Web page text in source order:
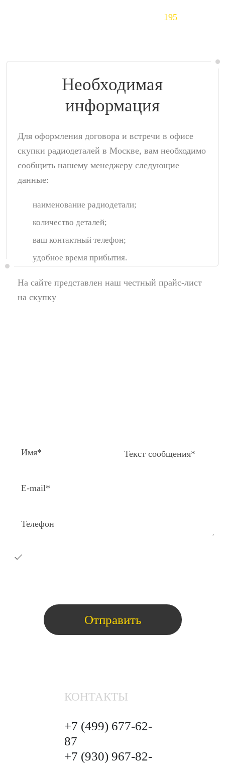
195
Необходимая
информация
Для оформления договора и встречи в офисе
скупки радиодеталей в Москве, вам необходимо
сообщить нашему менеджеру следующие
данные:
наименование радиодетали;
количество деталей;
ваш контактный телефон;
удобное время прибытия.
На сайте представлен наш честный прайс-лист
на скупку
КОНТАКТЫ
+7 (499) 677-62-
87
+7 (930) 967-82-